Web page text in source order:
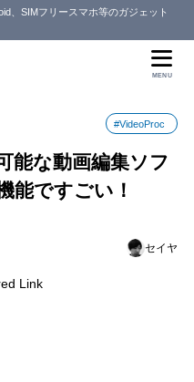
、SIMフリースマホ等のガジェット
MENU
#VideoProc
能な動画編集ソフ
能ですごい！
セイヤ
Link
る
変換、圧縮できる
音楽をダウンロードできる